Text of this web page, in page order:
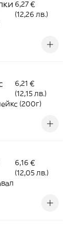
6,27 €
(12,26 лв.)
6,21 €
(12,15 лв.)
(200г)
6,16 €
(12,05 лв.)